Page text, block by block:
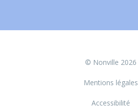
© Nonville 2026
Mentions légales
Accessibilité